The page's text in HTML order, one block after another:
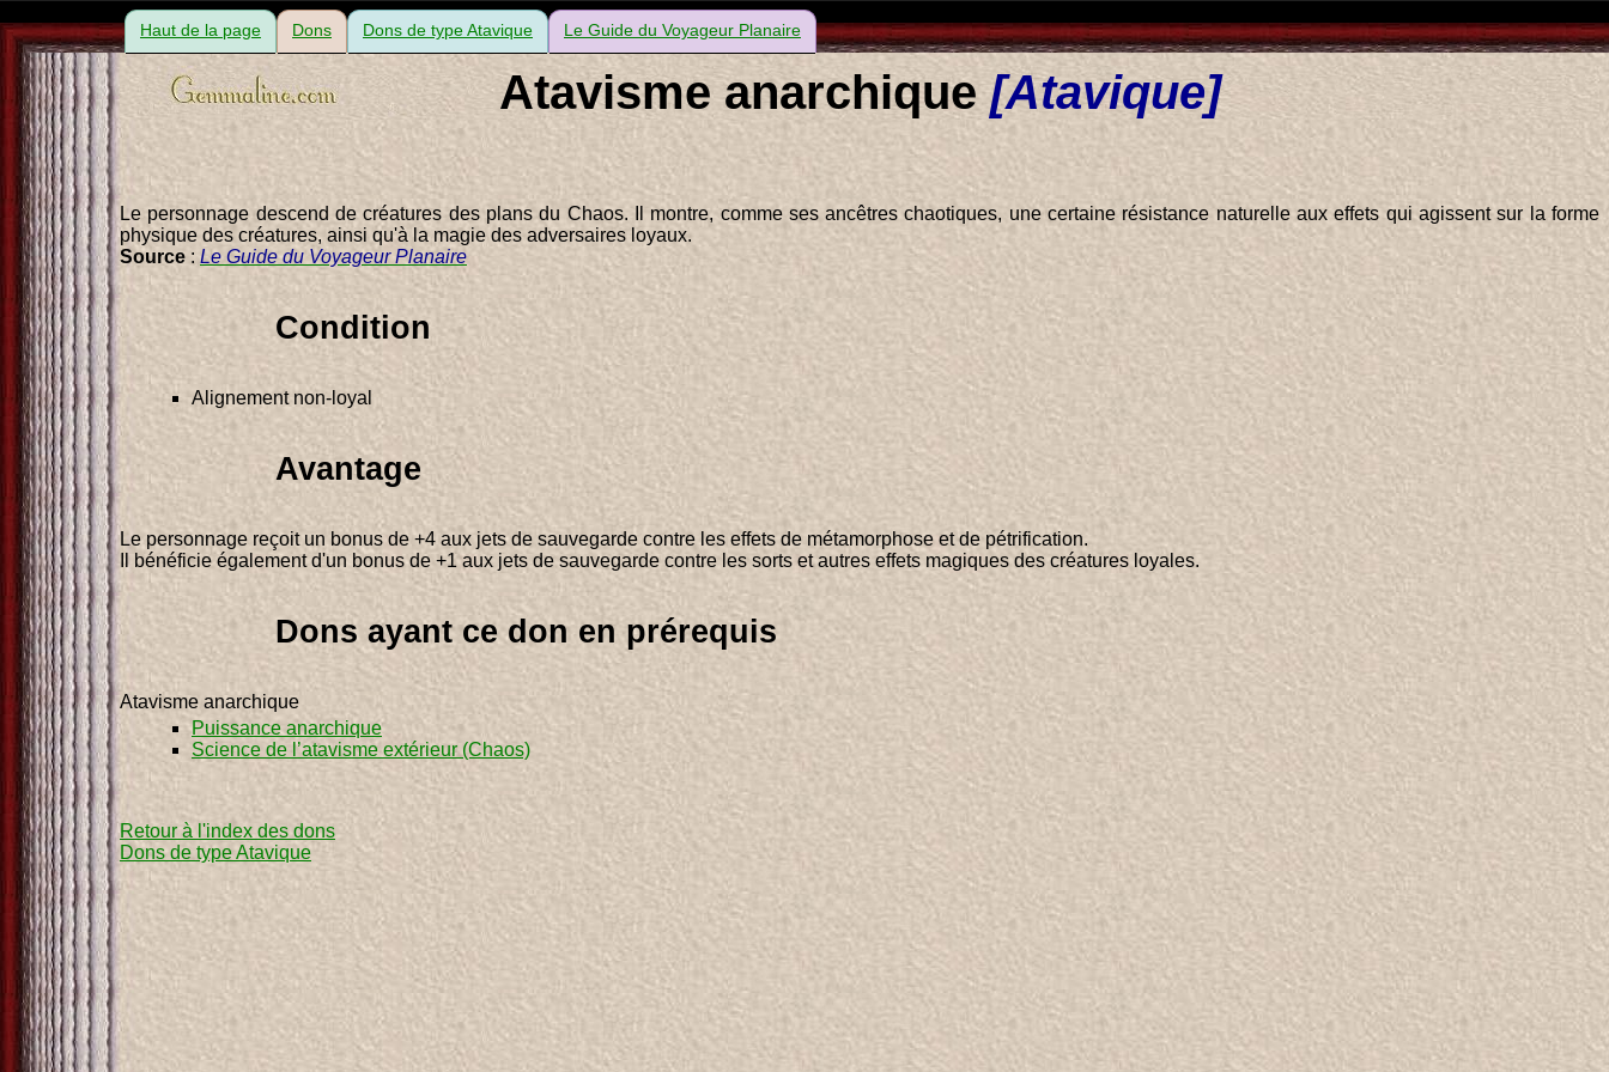
Haut de la page Dons Dons de type Atavique Le Guide du Voyageur Planaire
Atavisme anarchique[Atavique]
Le personnage descend de créatures des plans du Chaos. Il montre, comme ses ancêtres chaotiques, une certaine résistance naturelle aux effets qui agissent sur la forme
physique des créatures, ainsi qu'à la magie des adversaires loyaux.
Source : Le Guide du Voyageur Planaire
Condition
Alignement non-loyal
Avantage
Le personnage reçoit un bonus de +4 aux jets de sauvegarde contre les effets de métamorphose et de pétrification.
Il bénéficie également d'un bonus de +1 aux jets de sauvegarde contre les sorts et autres effets magiques des créatures loyales.
Dons ayant ce don en prérequis
Atavisme anarchique
Puissance anarchique
Science de l’atavisme extérieur (Chaos)
Retour à l'index des dons
Dons de type Atavique